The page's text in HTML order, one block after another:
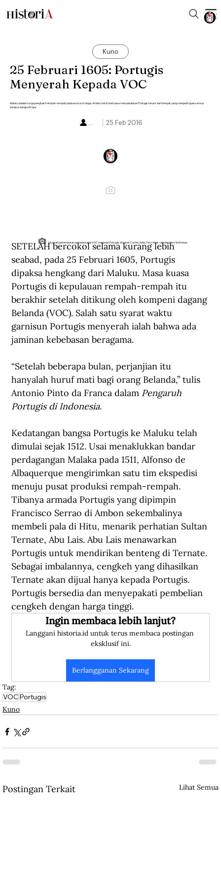
Kuno
25 Februari 1605: Portugis
Menyerah Kepada VOC
Maluku adalah surga penghasil rempah-rempah pada era kurun niaga. Ambisi untuk berkuasa menyebabkan Portugis terusir dari tempat yang menjadi tujuan semua
bangsa-bangsa Eropa.
25 Feb 2016
...
Litografi pertempuran armada kapal VOC melawan Portugis di lautan Cochin, India. Foto: Atlas van der Hem/Istimewa.
SETELAH bercokol selama kurang lebih
seabad, pada 25 Februari 1605, Portugis
dipaksa hengkang dari Maluku. Masa kuasa
Portugis di kepulauan rempah-rempah itu
berakhir setelah ditikung oleh kompeni dagang
Belanda (VOC). Salah satu syarat waktu
garnisun Portugis menyerah ialah bahwa ada
jaminan kebebasan beragama.
“Setelah beberapa bulan, perjanjian itu
hanyalah huruf mati bagi orang Belanda,” tulis
Antonio Pinto da Franca dalam Pengaruh
Portugis di Indonesia.
Kedatangan bangsa Portugis ke Maluku telah
dimulai sejak 1512. Usai menaklukkan bandar
perdagangan Malaka pada 1511, Alfonso de
Albaquerque mengirimkan satu tim ekspedisi
menuju pusat produksi rempah-rempah.
Tibanya armada Portugis yang dipimpin
Francisco Serrao di Ambon sekembalinya
membeli pala di Hitu, menarik perhatian Sultan
Ternate, Abu Lais. Abu Lais menawarkan
Portugis untuk mendirikan benteng di Ternate.
Sebagai imbalannya, cengkeh yang dihasilkan
Ternate akan dijual hanya kepada Portugis.
Portugis bersedia dan menyepakati pembelian
cengkeh dengan harga tinggi.
Ingin membaca lebih lanjut?
Langgani historia.id untuk terus membaca postingan
eksklusif ini.
Berlangganan Sekarang
Tag:
VOCPortugis
Kuno
Postingan Terkait Lihat Semua